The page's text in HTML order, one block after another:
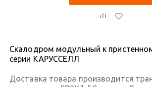
Скалодром модульный к
серии КАРУССЕЛЛ
Доставка товара производится